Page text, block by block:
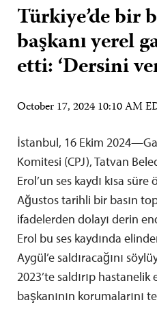
Türkiye’de bir
başkanı yerel
etti: ‘Dersini
October 17, 2024 10:10 AM
İstanbul, 16 Ekim
Komitesi (CPJ), Tatvan
Erol’un ses kaydı kısa
Ağustos tarihli bir basın
ifadelerden dolayı derin
Erol bu ses kaydında
Aygül’e saldıracağını
2023’te saldırıp
başkanının korumalarını